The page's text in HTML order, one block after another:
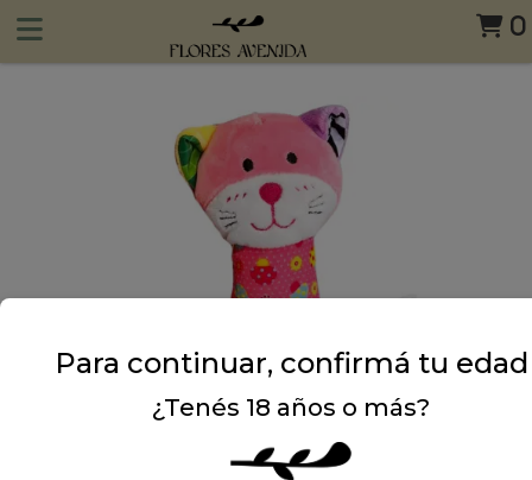
0
Para continuar, confirmá tu edad
¿Tenés 18 años o más?